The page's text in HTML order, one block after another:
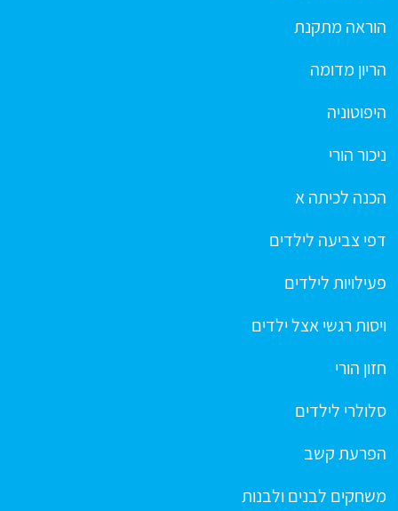
הוראה מתקנת
הריון מדומה
היפוטוניה
ניכור הורי
הכנה לכיתה א
דפי צביעה לילדים
פעילויות לילדים
ויסות רגשי אצל ילדים
חזון הורי
סלולרי לילדים
הפרעת קשב
משחקים לבנים ולבנות